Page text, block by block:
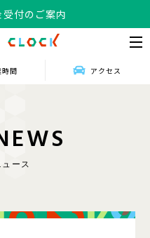
受付のご案内
時間 アクセス
EWS
ース